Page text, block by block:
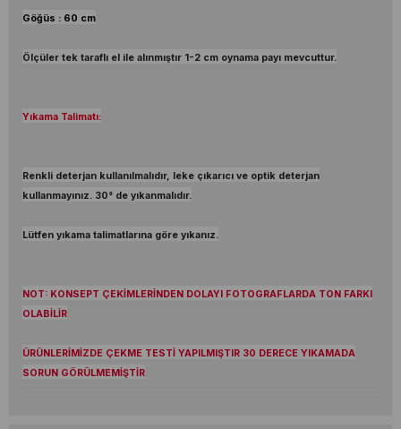
Göğüs : 60 cm
Ölçüler tek taraflı el ile alınmıştır 1-2 cm oynama payı mevcuttur.
Yıkama Talimatı:
Renkli deterjan kullanılmalıdır, leke çıkarıcı ve optik deterjan
kullanmayınız. 30° de yıkanmalıdır.
Lütfen yıkama talimatlarına göre yıkanız.
NOT: KONSEPT ÇEKİMLERİNDEN DOLAYI FOTOGRAFLARDA TON FARKI
OLABİLİR
ÜRÜNLERİMİZDE ÇEKME TESTİ YAPILMIŞTIR 30 DERECE YIKAMADA
SORUN GÖRÜLMEMİŞTİR